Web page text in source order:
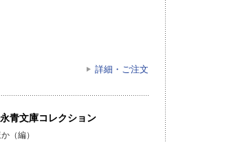
詳細・ご注文
青文庫コレクション
（編）